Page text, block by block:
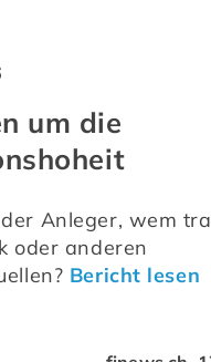
um die
Anleger, wem
oder anderen
Bericht lesen